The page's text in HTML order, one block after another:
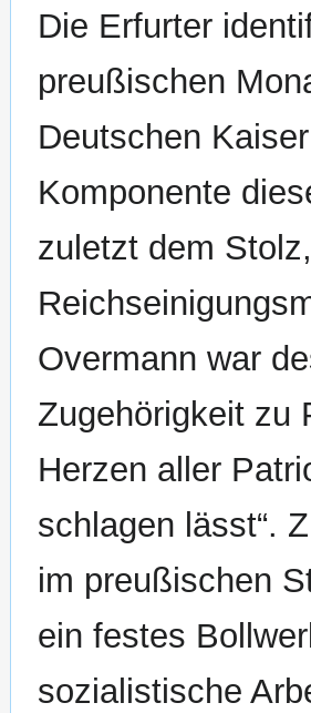
Die Erfurter
preußischen
Deutschen
Komponente
zuletzt dem
Overmann war
Zugehörigkeit zu
Herzen aller
schlagen lässt“.
im preußischen
ein festes
sozialistische